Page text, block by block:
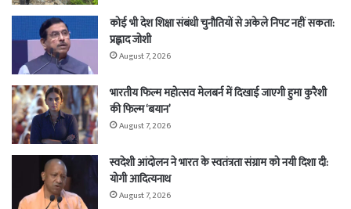
कोई भी देश शिक्षा संबंधी चुनौतियों से अकेले निपट नहीं सकता:
प्रह्लाद जोशी
August 7, 2026
भारतीय फिल्म महोत्सव मेलबर्न में दिखाई जाएगी हुमा कुरैशी
की फिल्म ‘बयान’
August 7, 2026
स्वदेशी आंदोलन ने भारत के स्वतंत्रता संग्राम को नयी दिशा दी:
योगी आदित्यनाथ
August 7, 2026